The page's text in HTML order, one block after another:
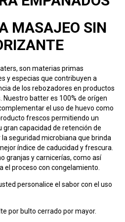
MASAJEO SIN
son materias primas
y especias que contribuyen a
de los rebozadores en productos
batter es 100% de orígen
el uso de huevo como
frescos permitiendo un
capacidad de retención de
seguridad microbiana que brinda
índice de caducidad y frescura.
granjas y carnicerías, como así
proceso con congelamiento.
personalice el sabor con el uso
por bulto cerrado por mayor.